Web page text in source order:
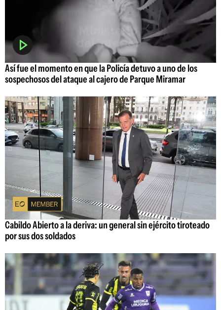
Así fue el momento en que la Policía detuvo a uno de los
sospechosos del ataque al cajero de Parque Miramar
Cabildo Abierto a la deriva: un general sin ejército tiroteado
por sus dos soldados